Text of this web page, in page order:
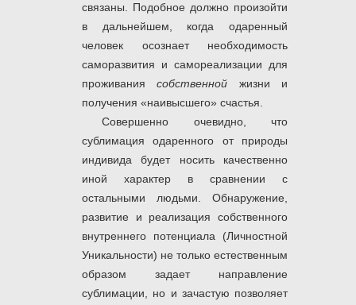
связаны. Подобное должно произойти
в дальнейшем, когда одаренный
человек осознает необходимость
саморазвития и самореализации для
проживаниясобственной жизни и
получения «наивысшего» счастья.
Совершенно очевидно, что
сублимация одаренного от природы
индивида будет носить качественно
иной характер в сравнении с
остальными людьми. Обнаружение,
развитие и реализация собственного
внутреннего потенциала (Личностной
Уникальности) не только естественным
образом задает направление
сублимации, но и зачастую позволяет